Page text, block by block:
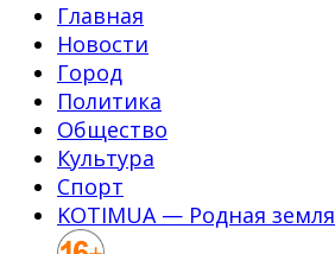
Главная
Новости
Город
Политика
Общество
Культура
Спорт
KOTIMUA — Родная земля